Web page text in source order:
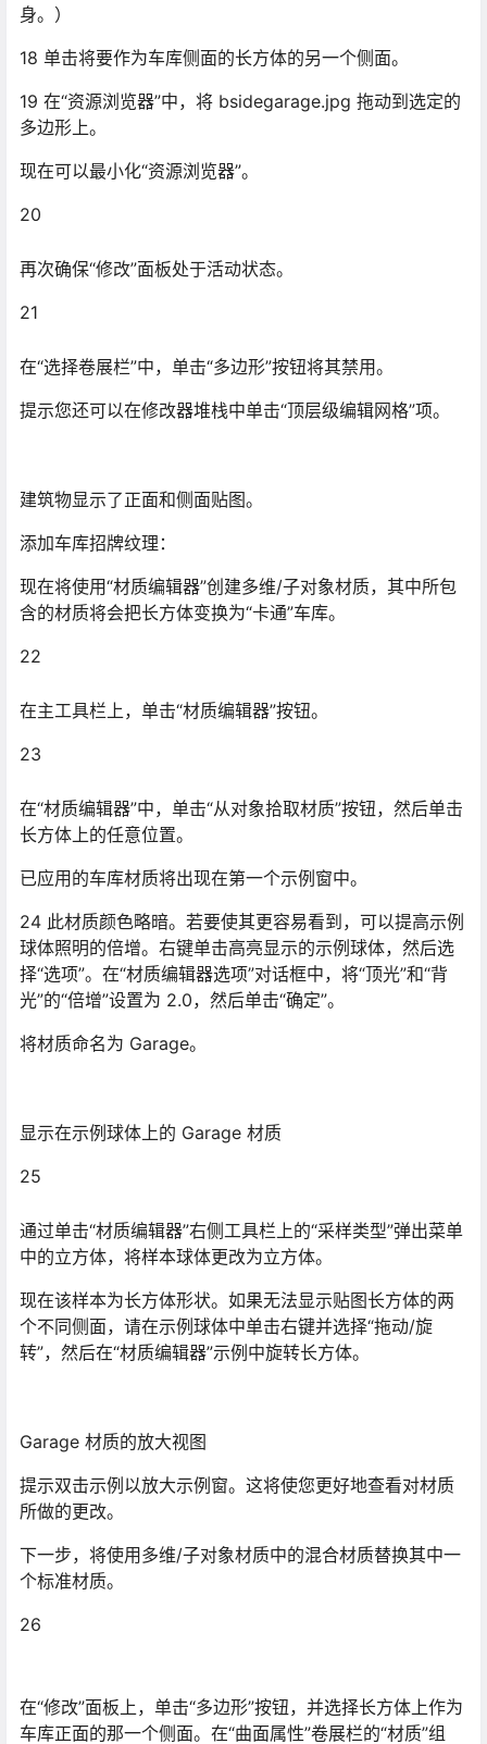
身。）
18 单击将要作为车库侧面的长方体的另一个侧面。
19 在“资源浏览器”中，将 bsidegarage.jpg 拖动到选定的
多边形上。
现在可以最小化“资源浏览器”。
20
再次确保“修改”面板处于活动状态。
21
在“选择卷展栏”中，单击“多边形”按钮将其禁用。
提示您还可以在修改器堆栈中单击“顶层级编辑网格”项。
建筑物显示了正面和侧面贴图。
添加车库招牌纹理：
现在将使用“材质编辑器”创建多维/子对象材质，其中所包
含的材质将会把长方体变换为“卡通”车库。
22
在主工具栏上，单击“材质编辑器”按钮。
23
在“材质编辑器”中，单击“从对象拾取材质”按钮，然后单击
长方体上的任意位置。
已应用的车库材质将出现在第一个示例窗中。
24 此材质颜色略暗。若要使其更容易看到，可以提高示例
球体照明的倍增。右键单击高亮显示的示例球体，然后选
择“选项”。在“材质编辑器选项”对话框中，将“顶光”和“背
光”的“倍增”设置为 2.0，然后单击“确定”。
将材质命名为 Garage。
显示在示例球体上的 Garage 材质
25
通过单击“材质编辑器”右侧工具栏上的“采样类型”弹出菜单
中的立方体，将样本球体更改为立方体。
现在该样本为长方体形状。如果无法显示贴图长方体的两
个不同侧面，请在示例球体中单击右键并选择“拖动/旋
转”，然后在“材质编辑器”示例中旋转长方体。
Garage 材质的放大视图
提示双击示例以放大示例窗。这将使您更好地查看对材质
所做的更改。
下一步，将使用多维/子对象材质中的混合材质替换其中一
个标准材质。
26
在“修改”面板上，单击“多边形”按钮，并选择长方体上作为
车库正面的那一个侧面。在“曲面属性”卷展栏的“材质”组